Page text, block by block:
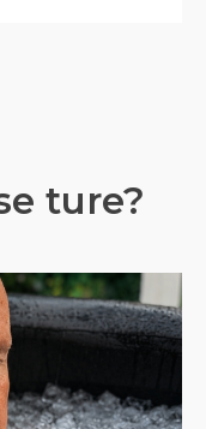
ture?